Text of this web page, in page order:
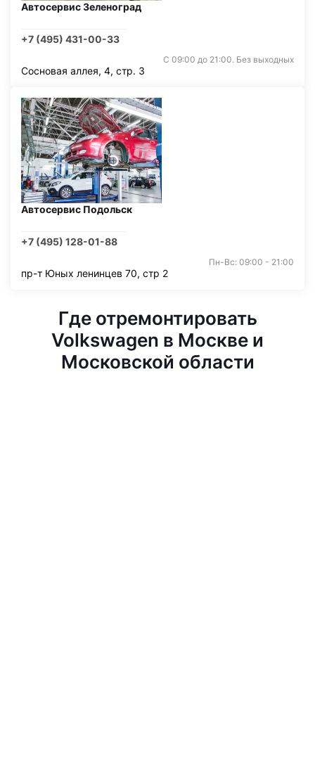
Автосервис Зеленоград
+7 (495) 431-00-33
С 09:00 до 21:00. Без выходных
Сосновая аллея, 4, стр. 3
Автосервис Подольск
+7 (495) 128-01-88
Пн-Вс: 09:00 - 21:00
пр-т Юных ленинцев 70, стр 2
Где отремонтировать
Volkswagen в Москве и
Московской области